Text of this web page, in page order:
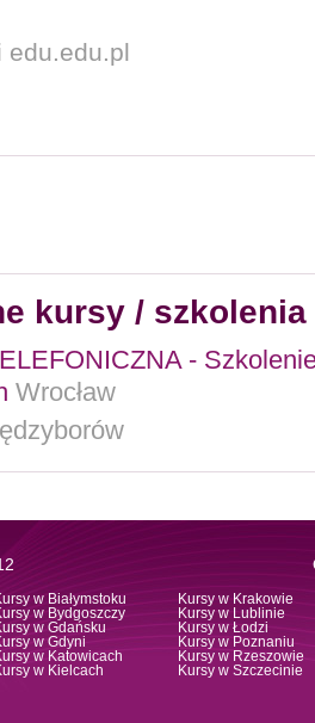
edu.edu.pl
kursy / szkolenia
-
Wrocław
w Białymstoku
w Bydgoszczy
w Gdańsku
w Gdyni
w Katowicach
w Kielcach
Kursy w Krakowie
Kursy w Lublinie
Kursy w Łodzi
Kursy w Poznaniu
Kursy w Rzeszowie
Kursy w Szczecinie